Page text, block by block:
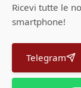
Ricevi tutte le
smartphone!
Telegram